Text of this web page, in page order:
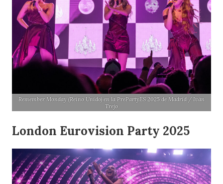
Remember Monday (Reino Unido) en la PrePartyES 2025 de Madrid / Iván
Trejo
London Eurovision Party 2025